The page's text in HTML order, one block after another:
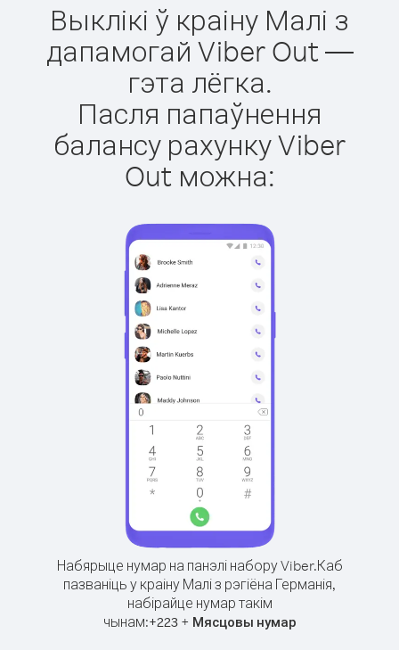
Выклікі ў краіну Малі з
дапамогай Viber Out —
гэта лёгка.
Пасля папаўнення
балансу рахунку Viber
Out можна:
Набярыце нумар на панэлі набору Viber.Каб
пазваніць у краіну Малі з рэгіёна Германія,
набірайце нумар такім
чынам:+223+ Мясцовы нумар